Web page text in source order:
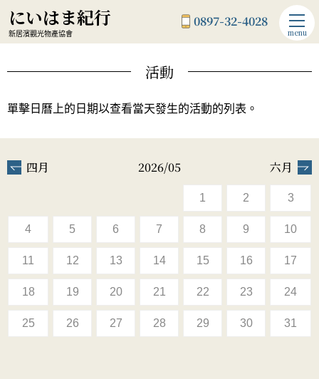
にいはま紀行
新居濱觀光物產協會
0897-32-4028
menu
活動
單擊日曆上的日期以查看當天發生的活動的列表。
四月 2026/05 六月
1 2 3
4 5 6 7 8 9 10
11 12 13 14 15 16 17
18 19 20 21 22 23 24
25 26 27 28 29 30 31